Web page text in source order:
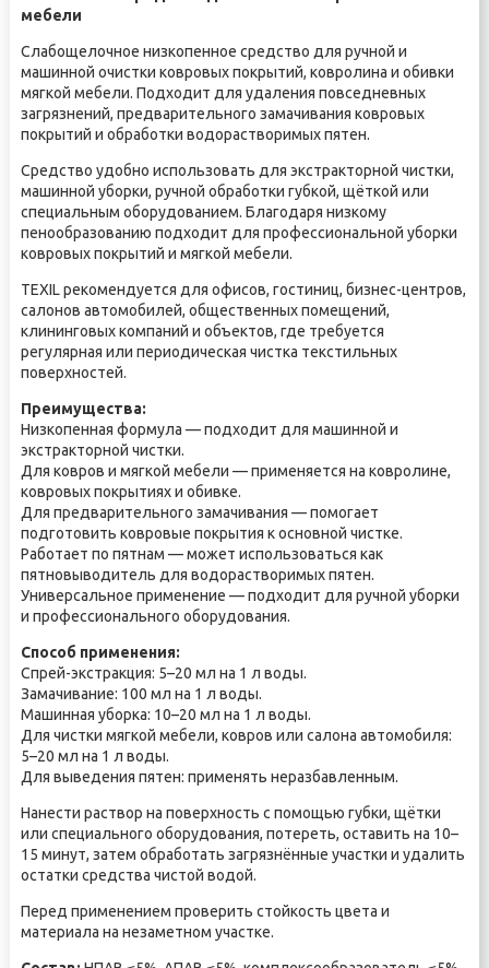
мебели
Слабощелочное низкопенное средство для ручной и
машинной очистки ковровых покрытий, ковролина и обивки
мягкой мебели. Подходит для удаления повседневных
загрязнений, предварительного замачивания ковровых
покрытий и обработки водорастворимых пятен.
Средство удобно использовать для экстракторной чистки,
машинной уборки, ручной обработки губкой, щёткой или
специальным оборудованием. Благодаря низкому
пенообразованию подходит для профессиональной уборки
ковровых покрытий и мягкой мебели.
TEXIL рекомендуется для офисов, гостиниц, бизнес-центров,
салонов автомобилей, общественных помещений,
клининговых компаний и объектов, где требуется
регулярная или периодическая чистка текстильных
поверхностей.
Преимущества:
Низкопенная формула — подходит для машинной и
экстракторной чистки.
Для ковров и мягкой мебели — применяется на ковролине,
ковровых покрытиях и обивке.
Для предварительного замачивания — помогает
подготовить ковровые покрытия к основной чистке.
Работает по пятнам — может использоваться как
пятновыводитель для водорастворимых пятен.
Универсальное применение — подходит для ручной уборки
и профессионального оборудования.
Способ применения:
Спрей-экстракция: 5–20 мл на 1 л воды.
Замачивание: 100 мл на 1 л воды.
Машинная уборка: 10–20 мл на 1 л воды.
Для чистки мягкой мебели, ковров или салона автомобиля:
5–20 мл на 1 л воды.
Для выведения пятен: применять неразбавленным.
Нанести раствор на поверхность с помощью губки, щётки
или специального оборудования, потереть, оставить на 10–
15 минут, затем обработать загрязнённые участки и удалить
остатки средства чистой водой.
Перед применением проверить стойкость цвета и
материала на незаметном участке.